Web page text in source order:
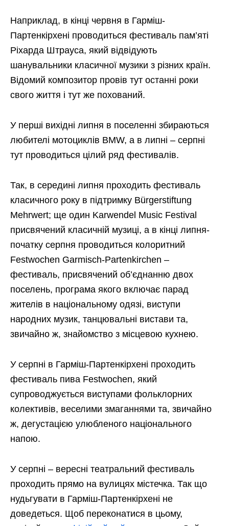
Наприклад, в кінці червня в Гарміш-
Партенкірхені проводиться фестиваль пам’яті
Ріхарда Штрауса, який відвідують
шанувальники класичної музики з різних країн.
Відомий композитор провів тут останні роки
свого життя і тут же похований.
У перші вихідні липня в поселенні збираються
любителі мотоциклів BMW, а в липні – серпні
тут проводиться цілий ряд фестивалів.
Так, в середині липня проходить фестиваль
класичного року в підтримку Bürgerstiftung
Mehrwert; ще один Karwendel Music Festival
присвячений класичній музиці, а в кінці липня-
початку серпня проводиться колоритний
Festwochen Garmisch-Partenkirchen –
фестиваль, присвячений об’єднанню двох
поселень, програма якого включає парад
жителів в національному одязі, виступи
народних музик, танцювальні вистави та,
звичайно ж, знайомство з місцевою кухнею.
У серпні в Гарміш-Партенкірхені проходить
фестиваль пива Festwochen, який
супроводжується виступами фольклорних
колективів, веселими змаганнями та, звичайно
ж, дегустацією улюбленого національного
напою.
У серпні – вересні театральний фестиваль
проходить прямо на вулицях містечка. Так що
нудьгувати в Гарміш-Партенкірхені не
доведеться. Щоб переконатися в цьому,